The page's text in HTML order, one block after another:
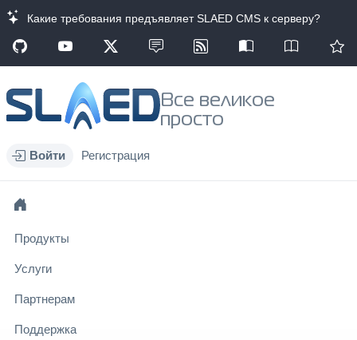
Какие требования предъявляет SLAED CMS к серверу?
Все великое
просто
Войти Регистрация
Продукты
Услуги
Партнерам
Поддержка